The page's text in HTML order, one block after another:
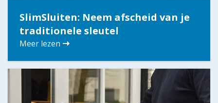
SlimSluiten: Neem afscheid van je
traditionele sleutel
Meer lezen